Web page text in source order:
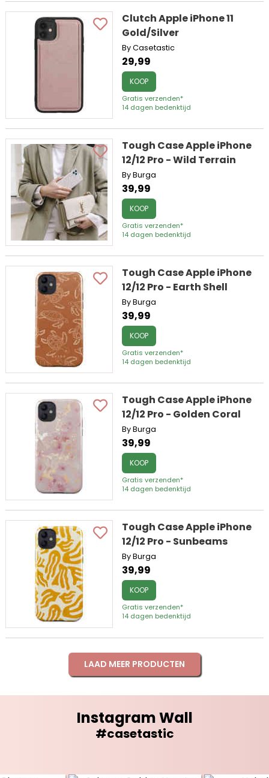
Clutch Apple iPhone 11
Gold/Silver
By Casetastic
29,99
KOOP
Gratis verzenden*
14 dagen bedenktijd
Tough Case Apple iPhone
12/12 Pro - Wild Terrain
By Burga
39,99
KOOP
Gratis verzenden*
14 dagen bedenktijd
Tough Case Apple iPhone
12/12 Pro - Earth Shell
By Burga
39,99
KOOP
Gratis verzenden*
14 dagen bedenktijd
Tough Case Apple iPhone
12/12 Pro - Golden Coral
By Burga
39,99
KOOP
Gratis verzenden*
14 dagen bedenktijd
Tough Case Apple iPhone
12/12 Pro - Sunbeams
By Burga
39,99
KOOP
Gratis verzenden*
14 dagen bedenktijd
LAAD MEER PRODUCTEN
Instagram Wall
#casetastic